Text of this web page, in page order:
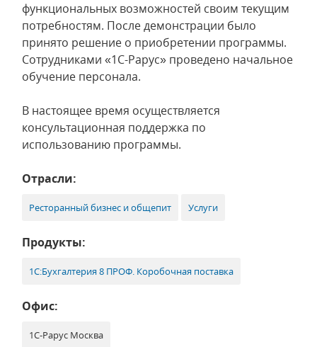
функциональных возможностей своим текущим
потребностям. После демонстрации было
принято решение о приобретении программы.
Сотрудниками «1С-Рарус» проведено начальное
обучение персонала.
В настоящее время осуществляется
консультационная поддержка по
использованию программы.
Отрасли:
Ресторанный бизнес и общепит Услуги
Продукты:
1С:Бухгалтерия 8 ПРОФ. Коробочная поставка
Офис:
1С-Рарус Москва